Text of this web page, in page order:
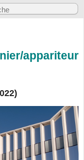
appariteur